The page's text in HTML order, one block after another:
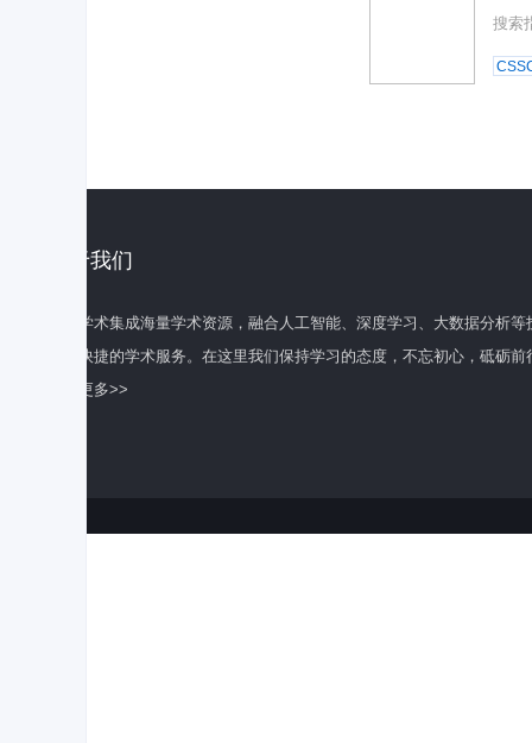
搜索
关于我们
百度学术集成海量学术资源，融合人工智能、深度学习、大数据分析
全面快捷的学术服务。在这里我们保持学习的态度，不忘初心，砥砺前
了解更多>>